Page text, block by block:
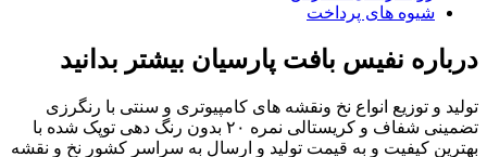
شیوه های پرداخت
درباره نفیس بافت پارسیان بیشتر بدانید
تولید و توزیع انواع نخ ونقشه های کامپیوتری و سنتی با رنگرزی
تضمینی شفاف و کریستالی نمره ۲۰ بدون رنگ دهی توپک شده با
بهترین کیفیت و به قیمت تولید و ارسال به سراسر کشور نخ و نقشه